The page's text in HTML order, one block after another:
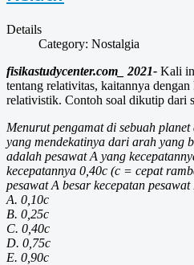
Details
Category: Nostalgia
fisikastudycenter.com_ 2021- Kali
tentang relativitas, kaitannya dengan
relativistik. Contoh soal dikutip dari
Menurut pengamat di sebuah
yang mendekatinya dari arah yang
adalah pesawat A yang
kecepatannya 0,40c (c = cepat
pesawat A besar kecepatan
A. 0,10c
B. 0,25c
C. 0,40c
D. 0,75c
E. 0,90c